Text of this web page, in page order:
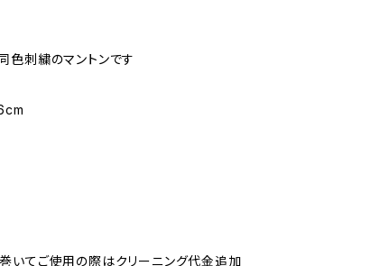
色刺繍のマントンです
いてご使用の際はクリーニング代金追加